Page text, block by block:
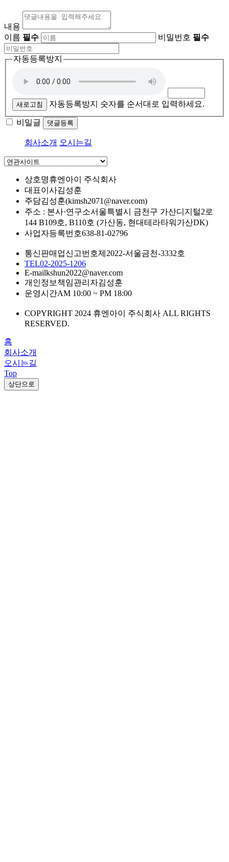
내용
이름 필수 비밀번호 필수
자동등록방지
새로고침 자동등록방지 숫자를 순서대로 입력하세요.
비밀글 댓글등록
회사소개 오시는길
상호명휴엔아이 주식회사
대표이사김성훈
주담김성훈(kimsh2071@naver.com)
주소 : 본사·연구소서울특별시 금천구 가산디지털2로
144 B109호, B110호 (가산동, 현대테라타워가산DK)
사업자등록번호638-81-02796
통신판매업신고번호제2022-서울금천-3332호
TEL02-2025-1206
E-mailkshun2022@naver.com
개인정보책임관리자김성훈
운영시간AM 10:00 ~ PM 18:00
COPYRIGHT 2024 휴엔아이 주식회사 ALL RIGHTS
RESERVED.
홈
회사소개
오시는길
Top
상단으로